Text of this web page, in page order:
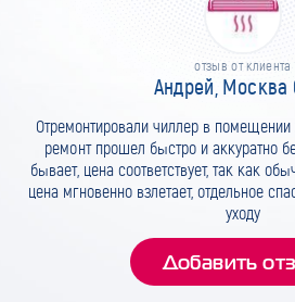
отзыв от клиента
Андрей, Москва
Отремонтировали чиллер в
ремонт прошел быстро и аккуратно
бывает, цена соответствует, так как
цена мгновенно взлетает, отдельное
уходу
Добавить